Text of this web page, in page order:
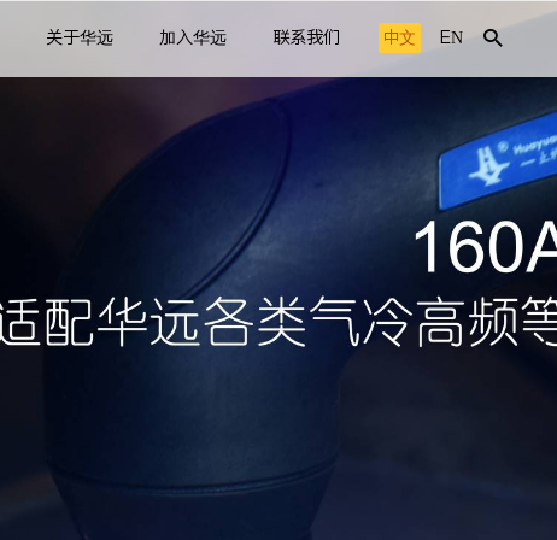
关于华远 加入华远 联系我们 中文 EN 